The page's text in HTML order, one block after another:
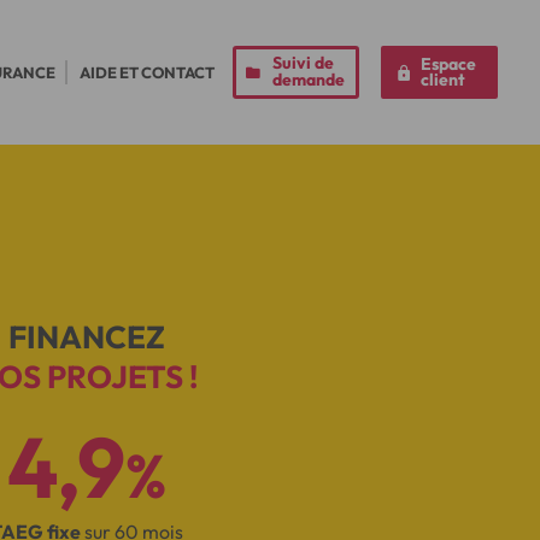
AIDE ET CONTACT Suivi de
demande
Espace
client
FINANCEZ
PROJETS !
4,9%
fixesur 60 mois